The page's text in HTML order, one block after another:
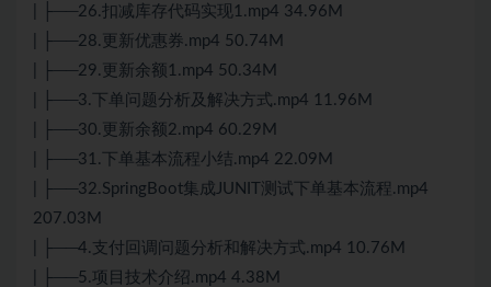
| ├──26.扣减库存代码实现1.mp4 34.96M
| ├──28.更新优惠券.mp4 50.74M
| ├──29.更新余额1.mp4 50.34M
| ├──3.下单问题分析及解决方式.mp4 11.96M
| ├──30.更新余额2.mp4 60.29M
| ├──31.下单基本流程小结.mp4 22.09M
| ├──32. SpringBoot集成JUNIT 测试 下单基本流程.mp4
207.03M
| ├──4.支付回调问题分析和解决方式.mp4 10.76M
| ├──5.项目技术介绍.mp4 4.38M